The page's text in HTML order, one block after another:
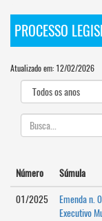
PROCESSO
Atualizado em: 12/02/2026
Número
Súmula
01/2025
Emenda n.
Executivo